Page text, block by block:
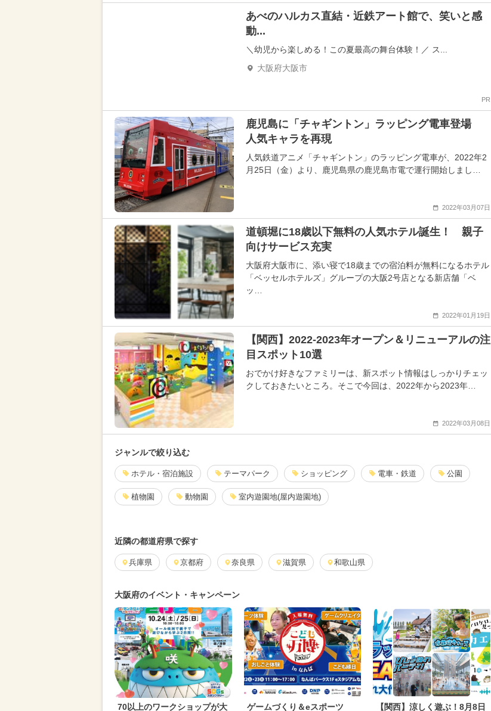
あべのハルカス直結・近鉄アート館で、笑いと感
動...
＼幼児から楽しめる！この夏最高の舞台体験！／ ス...
大阪府大阪市
PR
鹿児島に「チャギントン」ラッピング電車登場
人気キャラを再現
人気鉄道アニメ「チャギントン」のラッピング電車が、2022年2
月25日（金）より、鹿児島県の鹿児島市電で運行開始しまし…
2022年03月07日
道頓堀に18歳以下無料の人気ホテル誕生！ 親子
向けサービス充実
大阪府大阪市に、添い寝で18歳までの宿泊料が無料になるホテル
「ベッセルホテルズ」グループの大阪2号店となる新店舗「ベ
ッ…
2022年01月19日
【関西】2022-2023年オープン＆リニューアルの注
目スポット10選
おでかけ好きなファミリーは、新スポット情報はしっかりチェッ
クしておきたいところ。そこで今回は、2022年から2023年…
2022年03月08日
ジャンルで絞り込む
ホテル・宿泊施設 テーマパーク ショッピング 電車・鉄道 公園
植物園 動物園 室内遊園地(屋内遊園地)
近隣の都道府県で探す
兵庫県 京都府 奈良県 滋賀県 和歌山県
大阪府のイベント・キャンペーン
70以上のワークショップが大 ゲームづくり＆eスポーツ 【関西】涼しく遊ぶ！8月8日